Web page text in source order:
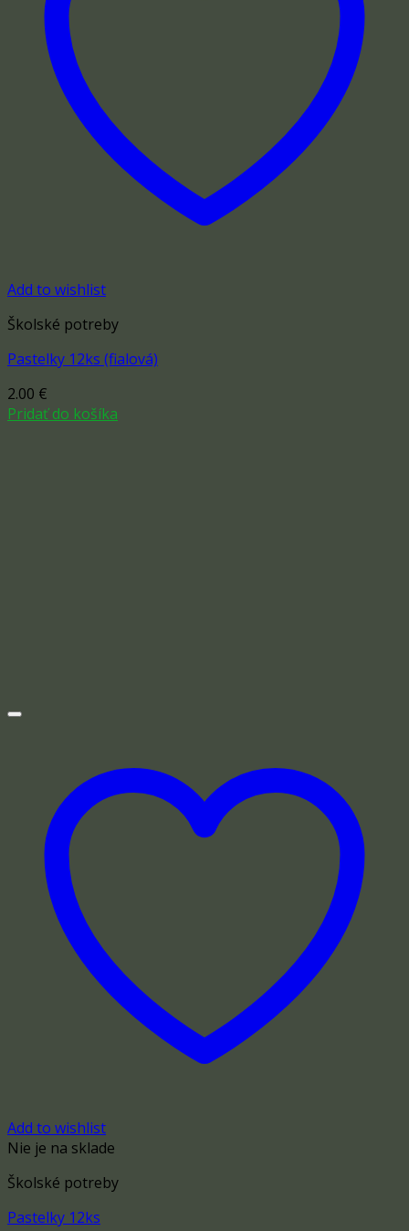
Add to wishlist
Školské potreby
Pastelky 12ks (fialová)
2.00 €
Pridať do košíka
Add to wishlist
Nie je na sklade
Školské potreby
Pastelky 12ks